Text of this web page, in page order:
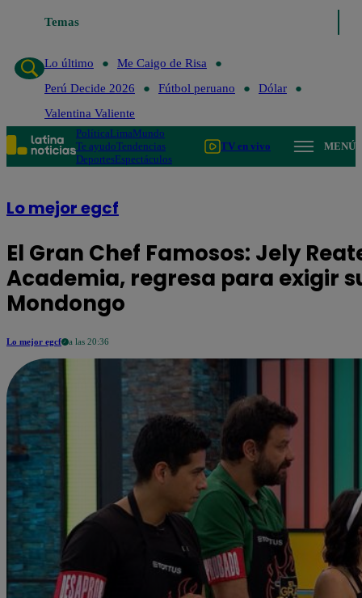
Temas
Lo último
Me Caigo de Risa
Perú Decide 2026
Fútbol peruano
Dólar
Valentina Valiente
PolíticaLimaMundo
Te ayudoTendencias
DeportesEspectáculos
TV en vivo MENÚ
Lo mejor egcf
El Gran Chef Famosos: Jely
Academia, regresa para exigir
Mondongo
Lo mejor egcf a las 20:36